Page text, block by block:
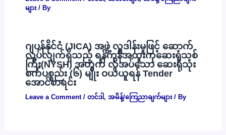
များ/ By
ဂျပန်နိုင်ငံ (JICA) အဖွဲ့ လှူဒါန်းမှုဖြင့် ဆောက်
လုပ်လျှက်ရှိသည့် ရန်ကုန်အထူးကုဆေးရုံသစ်
ကြီး(NYSH) အတွက် လိုအပ်သော ဆေးရုံသုံး
စက်ပစ္စည်း (၆) မျိုး ဝယ်ယူရန် Tender
အောင်စာရင်း
Leave a Comment / တင်ဒါ , အမိန့်/ကြေညာချက်များ/ By